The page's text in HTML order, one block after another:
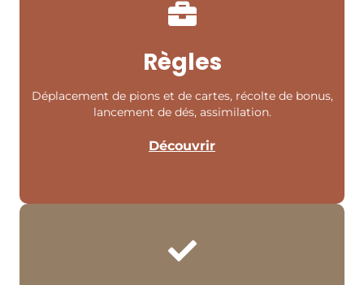
Règles
Déplacement de pions et de cartes, récolte de bonus,
lancement de dés, assimilation.
Découvrir